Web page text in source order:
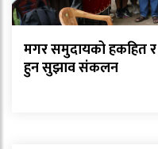
मगर समुदायको हकहित
हुन सुझाव संकलन